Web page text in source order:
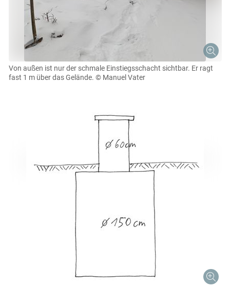
Skip to main content
Von außen ist nur der schmale Einstiegsschacht sichtbar. Er ragt
fast 1 m über das Gelände. © Manuel Vater